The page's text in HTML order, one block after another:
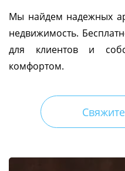
Мы найдем надежных
недвижимость.
для клиентов и
комфортом.